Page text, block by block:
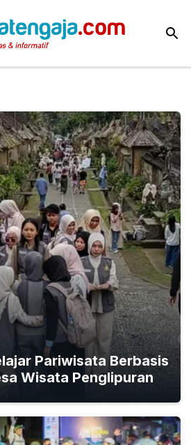
Pariwisata Berbasis
Wisata Penglipuran